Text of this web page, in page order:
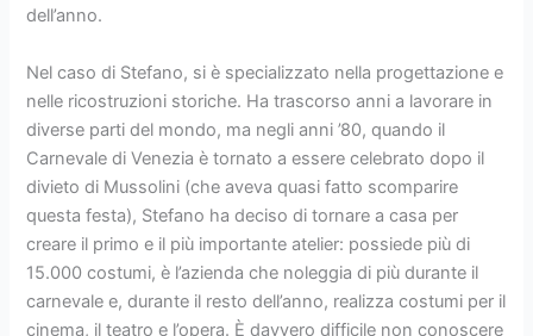
dell’anno.
Nel caso di Stefano, si è specializzato nella progettazione e
nelle ricostruzioni storiche. Ha trascorso anni a lavorare in
diverse parti del mondo, ma negli anni ’80, quando il
Carnevale di Venezia è tornato a essere celebrato dopo il
divieto di Mussolini (che aveva quasi fatto scomparire
questa festa), Stefano ha deciso di tornare a casa per
creare il primo e il più importante atelier: possiede più di
15.000 costumi, è l’azienda che noleggia di più durante il
carnevale e, durante il resto dell’anno, realizza costumi per il
cinema, il teatro e l’opera. È davvero difficile non conoscere